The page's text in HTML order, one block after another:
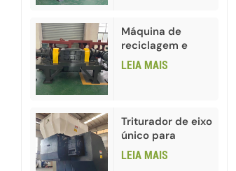
Máquina de
reciclagem e
trituração de
garrafas de vidro
LEIA MAIS
Triturador de eixo
único para
plástico HDPE e
PVC
LEIA MAIS